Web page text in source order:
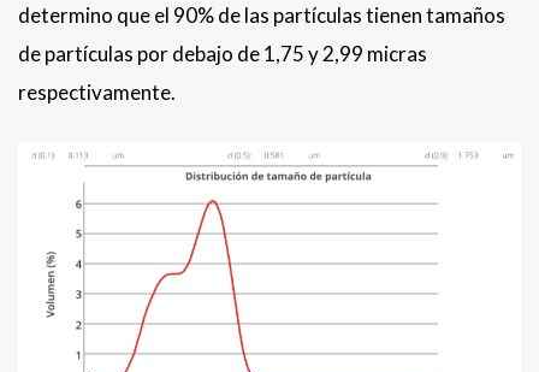
determino que el 90% de las partículas tienen tamaños
de partículas por debajo de 1,75 y 2,99 micras
respectivamente.